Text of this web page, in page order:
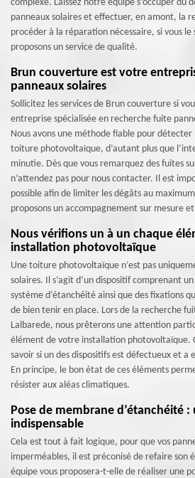
complexe. Laissez notre équipe s’occuper du
panneaux solaires et effectuer, en amont, la
procéder à la réparation nécessaire, si vous le
proposons un service de qualité.
Brun couverture est votre
panneaux solaires
Sollicitez les services de Brun couverture si
entreprise spécialisée en recherche fuite
Nous avons une méthode fiable pour
toiture photovoltaïque, d’autant plus que
minutie. Dès que vous remarquez des fuites
n’attendez pas pour nous contacter. Il est
possible afin de limiter les dégâts au
proposons un accompagnement sur mesure
Nous vérifions un à un chaque
installation photovoltaïque
Une toiture photovoltaïque n’est pas
solaires. Il s’agit d’un dispositif comprenant
système d’étanchéité ainsi que des fixations
de bien tenir en place. Lors de la recherche
Lalbarede, nous prêterons une attention
élément de votre installation photovoltaïque.
savoir si un des dispositifs est défectueux et
En principe, le bon état de ces éléments
résister aux aléas climatiques.
Pose de membrane d’étanchéité
indispensable
Cela est tout à fait logique, pour que vos
imperméables, il est préconisé de refaire son
équipe vous proposera-t-elle de réaliser une